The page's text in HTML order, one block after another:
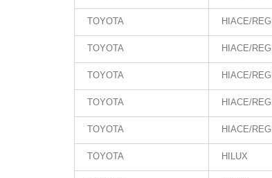
TOYOTA HIACE/
TOYOTA HIACE/
TOYOTA HIACE/
TOYOTA HIACE/
TOYOTA HIACE/
TOYOTA HILUX